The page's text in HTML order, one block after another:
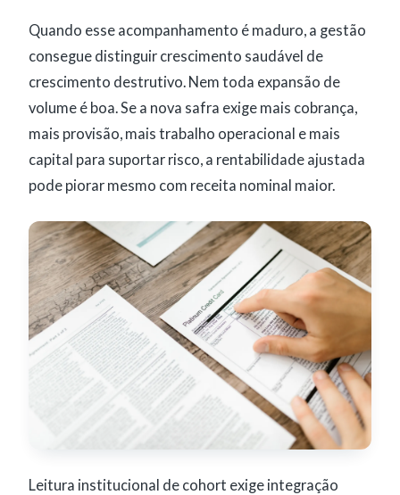
Quando esse acompanhamento é maduro, a gestão
consegue distinguir crescimento saudável de
crescimento destrutivo. Nem toda expansão de
volume é boa. Se a nova safra exige mais cobrança,
mais provisão, mais trabalho operacional e mais
capital para suportar risco, a rentabilidade ajustada
pode piorar mesmo com receita nominal maior.
Leitura institucional de cohort exige integração